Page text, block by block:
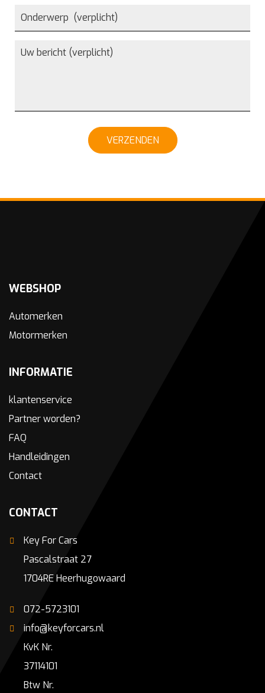
VERZENDEN
WEBSHOP
Automerken
Motormerken
INFORMATIE
klantenservice
Partner worden?
FAQ
Handleidingen
Contact
CONTACT
Key For Cars
Pascalstraat 27
1704RE Heerhugowaard
072-5723101
info@keyforcars.nl
KvK Nr.
37114101
Btw Nr.